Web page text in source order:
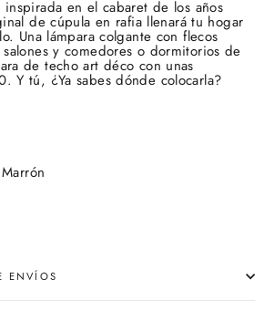
inspirada en el cabaret de los años
de cúpula en rafia llenará tu hogar
Una lámpara colgante con flecos
y comedores o dormitorios de
de techo art déco con unas
Y tú, ¿Ya sabes dónde colocarla?
ENVÍOS